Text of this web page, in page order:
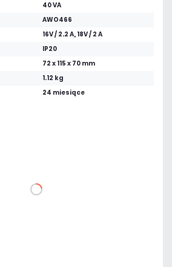
40 VA
AWO466
16V / 2.2 A, 18V / 2 A
IP20
72 x 115 x 70 mm
1.12 kg
24 miesiące
DO KOSZYKA